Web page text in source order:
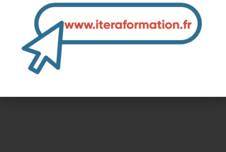
Inter-entreprise
Contactez-nous pour demander votre inscription